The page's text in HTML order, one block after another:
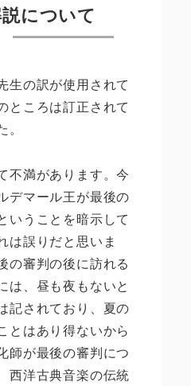
について
生の訳が使用されて
ところは訂正されて
不満があります。今
デマール王が最後の
いうことを暗示して
は誤りだと思いま
の審判の後に訪れる
は、昼も夜もないと
記されており、夏の
とはあり得ないから
師が最後の審判につ
西洋古典音楽の伝統